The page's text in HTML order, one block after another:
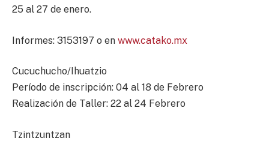
25 al 27 de enero.
Informes: 3153197 o en www.catako.mx
Cucuchucho/Ihuatzio
Período de inscripción: 04 al 18 de Febrero
Realización de Taller: 22 al 24 Febrero
Tzintzuntzan